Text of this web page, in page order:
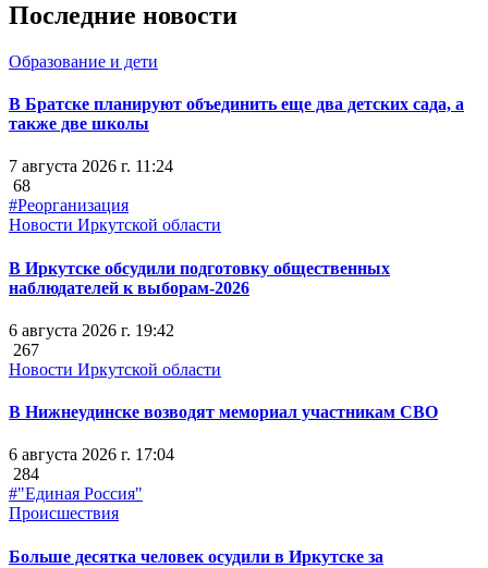
Последние новости
Образование и дети
В Братске планируют объединить еще два детских сада, а
также две школы
7 августа 2026 г. 11:24
68
#Реорганизация
Новости Иркутской области
В Иркутске обсудили подготовку общественных
наблюдателей к выборам-2026
6 августа 2026 г. 19:42
267
Новости Иркутской области
В Нижнеудинске возводят мемориал участникам СВО
6 августа 2026 г. 17:04
284
#"Единая Россия"
Происшествия
Больше десятка человек осудили в Иркутске за